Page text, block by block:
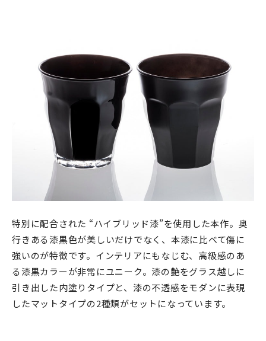
特別に配合された “ハイブリッド漆”を使用した本作。奥
行きある漆黒色が美しいだけでなく、本漆に比べて傷に
強いのが特徴です。 インテリアにもなじむ、高級感のあ
る漆黒カラーが非常にユニーク。 漆の艶をグラス越しに
引き出した内塗りタイプと、漆の不透感をモダンに表現
したマットタイプの2種類がセットになっています。